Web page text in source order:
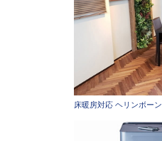
床暖房対応 ヘリンボーン